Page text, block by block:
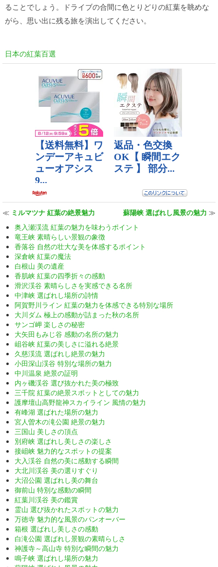
ることでしょう。ドライブの合間に色とりどりの紅葉を眺めな
がら、思い出に残る旅を演出してください。
日本の紅葉百選
≪ ミルマツナ 紅葉の絶景魅力 蘇陽峡 選ばれし風景の魅力 ≫
奥入瀬渓流 紅葉の魅力を味わうポイント
竜王峡 素晴らしい景観の象徴
香落谷 自然の壮大な美を体感するポイント
深倉峡 紅葉の魔法
白根山 美の遺産
香肌峡 紅葉の四季折々の感動
滑沢渓谷 素晴らしさを実感できる名所
中津峡 選ばれし場所の詩情
阿賀野川ライン 紅葉の魅力を体感できる特別な場所
大川ダム 極上の感動が詰まった秋の名所
サンゴ岬 楽しさの秘密
大矢田もみじ谷 感動の名所の魅力
岨谷峡 紅葉の美しさに溢れる絶景
久慈渓流 選ばれし絶景の魅力
小田深山渓谷 特別な場所の魅力
中川温泉 絶景の証明
内ヶ磯渓谷 選び抜かれた美の極致
三千院 紅葉の絶景スポットとしての魅力
護摩壇山高野龍神スカイライン 風情の魅力
有峰湖 選ばれた場所の魅力
宮人曽木の滝公園 絶景の魅力
三国山 美しさの頂点
別府峡 選ばれし美しさの楽しさ
接岨峡 魅力的なスポットの提案
大入渓谷 自然の美に感動する瞬間
大北川渓谷 美の選りすぐり
大沼公園 選ばれし美の舞台
御前山 特別な感動の瞬間
紅葉川渓谷 美の鑑賞
霊山 選び抜かれたスポットの魅力
万徳寺 魅力的な風景のパンオーバー
箱根 選ばれし美しさの感動
白滝公園 選ばれし景観の素晴らしさ
神護寺～高山寺 特別な瞬間の魅力
鳴子峡 選ばれし場所の魅力